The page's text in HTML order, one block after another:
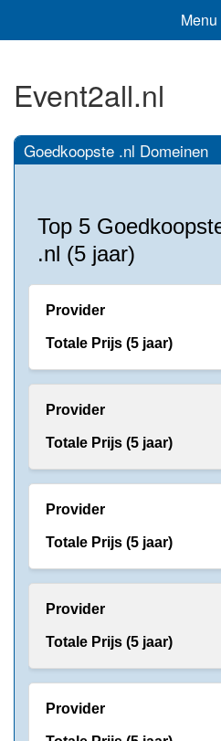
Menu
Event2all.nl
Goedkoopste .nl Domeinen
Top 5
.nl (5 jaar)